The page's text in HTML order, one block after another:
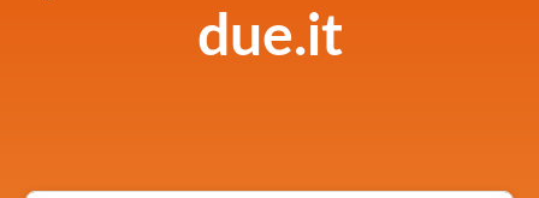
due.it